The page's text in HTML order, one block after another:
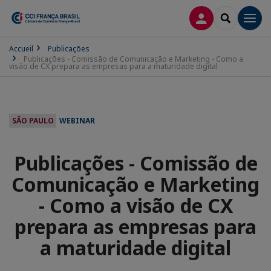
CONEXÃOSEARCH
Accueil
Publicações
Publicações - Comissão de Comunicação e Marketing - Como a
visão de CX prepara as empresas para a maturidade digital
SÃO PAULO WEBINAR
Publicações - Comissão de
Comunicação e Marketing
- Como a visão de CX
prepara as empresas para
a maturidade digital